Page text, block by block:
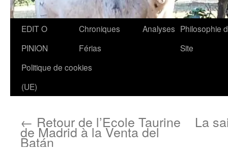
Aller
contenu
EDIT O
PINION
Chroniques
Férias
Analyses Philosophie
Site
Politique de cookies
(UE)
← Retour de l’Ecole Taurine
de Madrid à la Venta del
Batán
La